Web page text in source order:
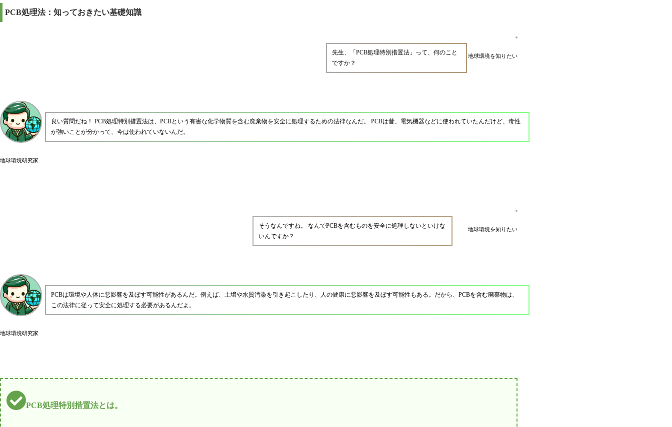
PCB処理法：知っておきたい基礎知識
地球環境を知りたい
先生、「PCB処理特別措置法」って、何のこと
ですか？
地球環境研究家
良い質問だね！ PCB処理特別措置法は、PCBという有害な化学物質を含む廃棄物を安全に処理するための法律なんだ。 PCBは昔、電気機器などに使われていたんだけど、毒性
が強いことが分かって、今は使われていないんだ。
地球環境を知りたい
そうなんですね。 なんでPCBを含むものを安全に処理しないといけな
いんですか？
地球環境研究家
PCBは環境や人体に悪影響を及ぼす可能性があるんだ。例えば、土壌や水質汚染を引き起こしたり、人の健康に悪影響を及ぼす可能性もある。だから、PCBを含む廃棄物は、
この法律に従って安全に処理する必要があるんだよ。
PCB処理特別措置法とは。